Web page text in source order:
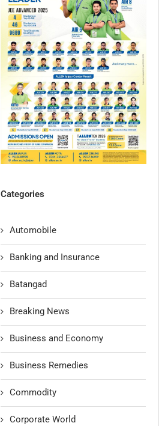
Categories
Automobile
Banking and Insurance
Batangad
Breaking News
Business and Economy
Business Remedies
Commodity
Corporate World